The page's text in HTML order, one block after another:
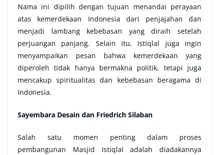
Nama ini dipilih dengan tujuan menandai perayaan
atas kemerdekaan Indonesia dari penjajahan dan
menjadi lambang kebebasan yang diraih setelah
perjuangan panjang. Selain itu, Istiqlal juga ingin
menyampaikan pesan bahwa kemerdekaan yang
diperoleh tidak hanya bermakna politik, tetapi juga
mencakup spiritualitas dan kebebasan beragama di
Indonesia.
Sayembara Desain dan Friedrich Silaban
Salah satu momen penting dalam proses
pembangunan Masjid Istiqlal adalah diadakannya